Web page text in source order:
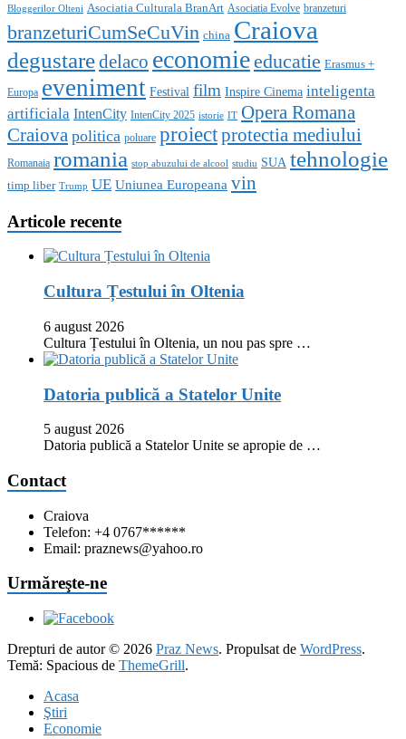
Bloggerilor Olteni Asociatia Culturala BranArt Asociatia Evolve branzeturi
branzeturiCumSeCuVin china Craiova
degustaredelaco economieeducatie Erasmus +
Europa eveniment Festival film Inspire Cinema inteligenta
artificiala IntenCity IntenCity 2025 istorie IT Opera Romana
Craiova politica poluare proiectprotectia mediului
Romanaia romania stop abuzului de alcool studiu SUA tehnologie
timp liber Trump UE Uniunea Europeana vin
Articole recente
Cultura Țestului în Oltenia
6 august 2026
Cultura Țestului în Oltenia, un nou pas spre …
Datoria publică a Statelor Unite
5 august 2026
Datoria publică a Statelor Unite se apropie de …
Contact
Craiova
Telefon: +4 0767******
Email: praznews@yahoo.ro
Urmăreşte-ne
Drepturi de autor © 2026 Praz News. Propulsat de WordPress.
Temă: Spacious de ThemeGrill.
Acasa
Ştiri
Economie